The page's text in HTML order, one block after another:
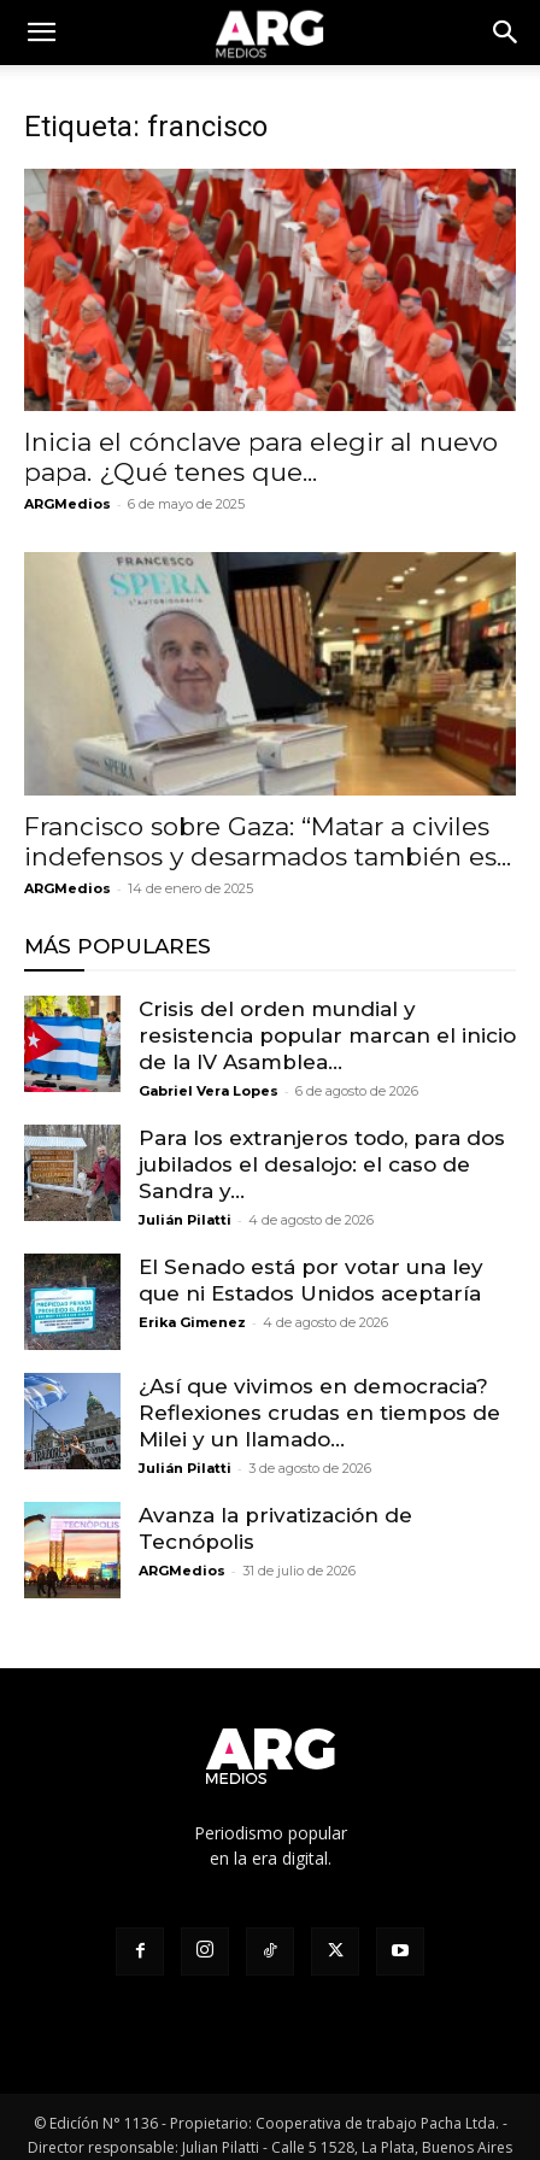
Etiqueta: francisco
Inicia el cónclave para elegir al nuevo
papa. ¿Qué tenes que...
ARGMedios - 6 de mayo de 2025
Francisco sobre Gaza: “Matar a civiles
indefensos y desarmados también es...
ARGMedios - 14 de enero de 2025
MÁS POPULARES
Crisis del orden mundial y
resistencia popular marcan el inicio
de la IV Asamblea...
Gabriel Vera Lopes - 6 de agosto de 2026
Para los extranjeros todo, para dos
jubilados el desalojo: el caso de
Sandra y...
Julián Pilatti - 4 de agosto de 2026
El Senado está por votar una ley
que ni Estados Unidos aceptaría
Erika Gimenez - 4 de agosto de 2026
¿Así que vivimos en democracia?
Reflexiones crudas en tiempos de
Milei y un llamado...
Julián Pilatti - 3 de agosto de 2026
Avanza la privatización de
Tecnópolis
ARGMedios - 31 de julio de 2026
Periodismo popular
en la era digital.
© Edicíón N° 1136 - Propietario: Cooperativa de trabajo Pacha Ltda. -
Director responsable: Julian Pilatti - Calle 5 1528, La Plata, Buenos Aires